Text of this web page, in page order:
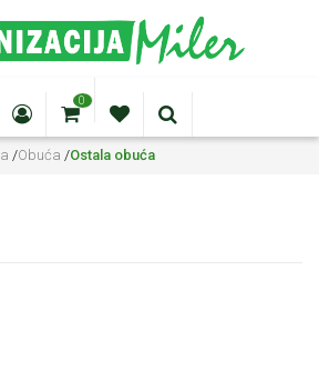
0
/Obuća /Ostala obuća